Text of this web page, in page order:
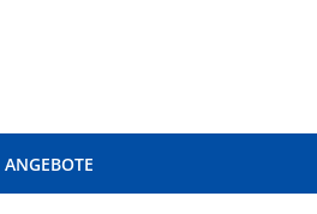
ANGEBOTE